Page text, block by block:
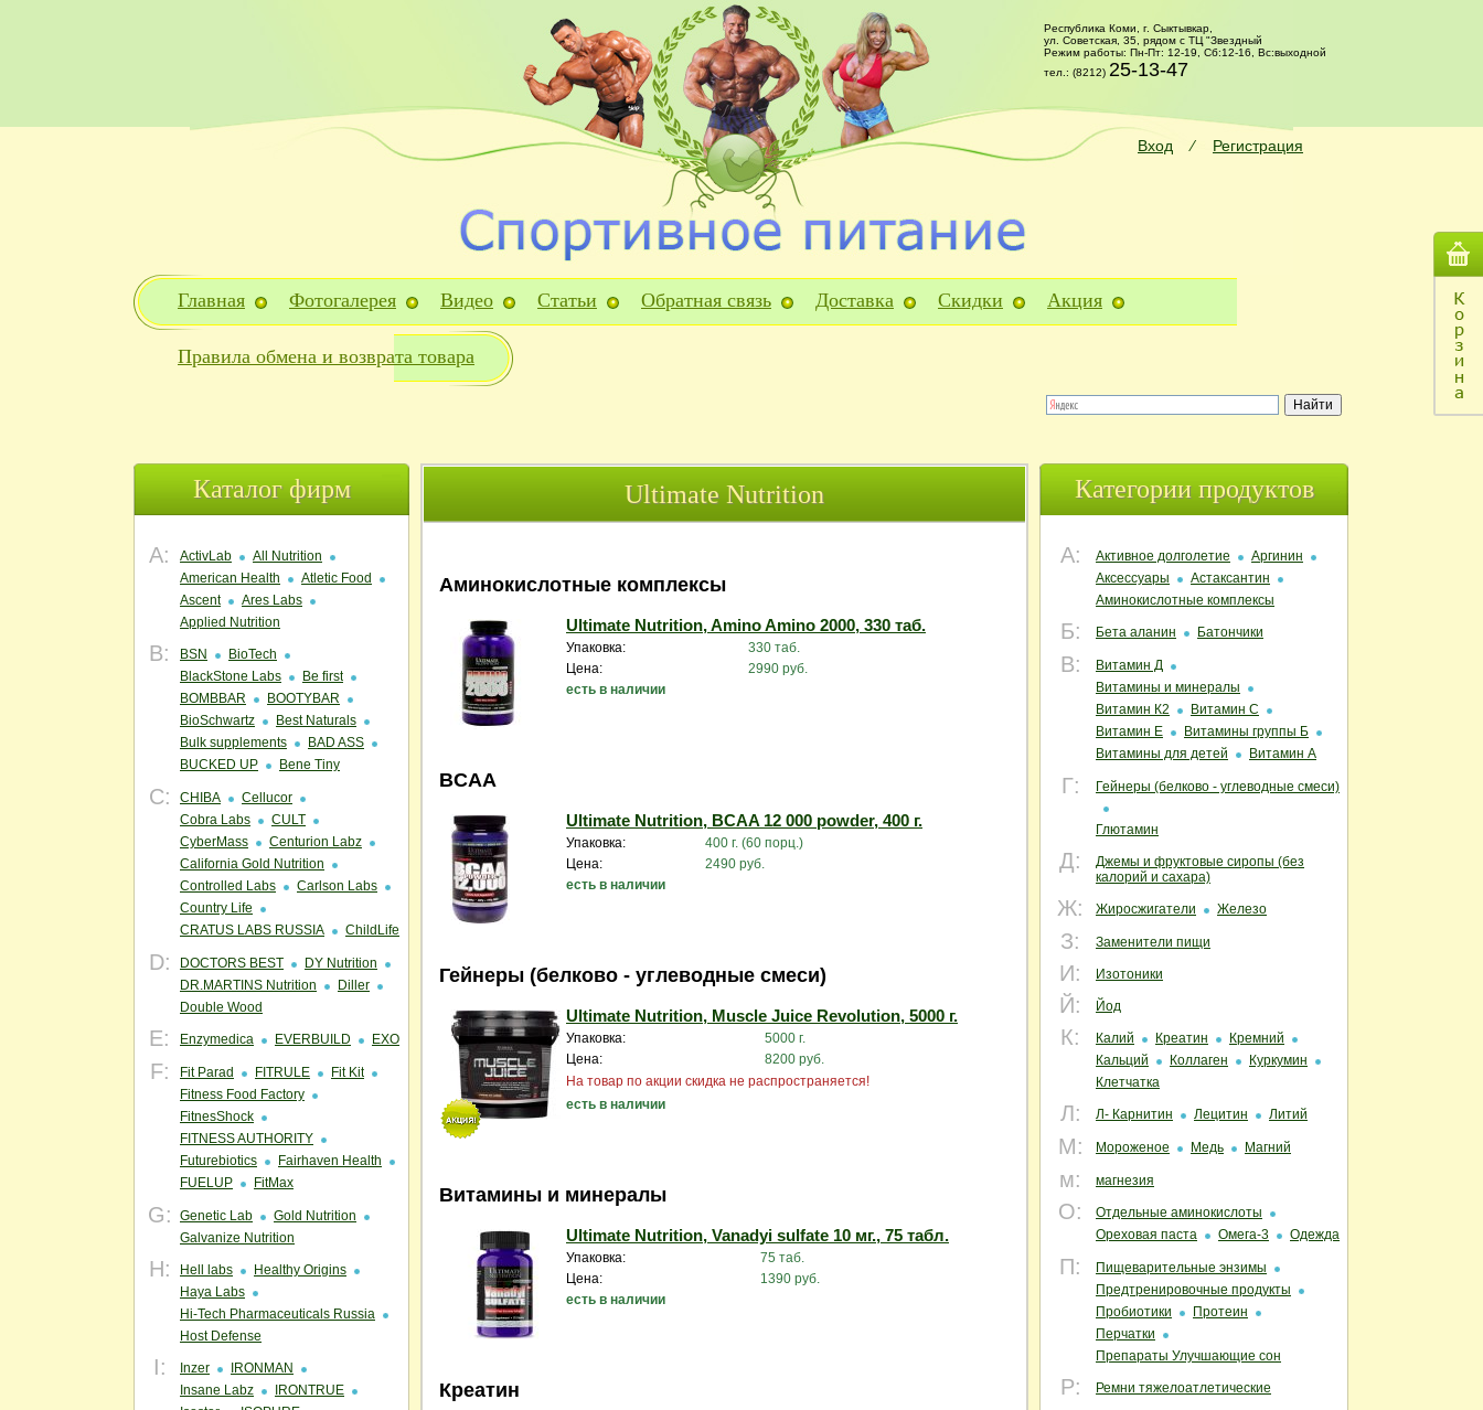
Республика Коми, г. Сыктывкар,
ул. Советская, 35, рядом с ТЦ "Звездный
Режим работы: Пн-Пт: 12-19, Сб:12-16, Вс:выходной
тел.: (8212) 25-13-47
Вход ⁄ Регистрация
Главная Фотогалерея Видео Статьи Обратная связь Доставка Скидки Акция
Правила обмена и возврата товара
Каталог фирм
A: ActivLab
All Nutrition
American Health
Atletic Food
Ascent
Ares Labs
Applied Nutrition
B: BSN
BioTech
BlackStone Labs
Be first
BOMBBAR
BOOTYBAR
BioSchwartz
Best Naturals
Bulk supplements
BAD ASS
BUCKED UP
Bene Tiny
C: CHIBA
Cellucor
Cobra Labs
CULT
CyberMass
Centurion Labz
California Gold Nutrition
Controlled Labs
Carlson Labs
Country Life
CRATUS LABS RUSSIA
ChildLife
D: DOCTORS BEST
DY Nutrition
DR.MARTINS Nutrition
Diller
Double Wood
E: Enzymedica EVERBUILD EXO
F: Fit Parad FITRULE
Fit Kit
Fitness Food Factory
FitnesShock
FITNESS AUTHORITY
Futurebiotics
Fairhaven Health
FUELUP
FitMax
G: Genetic Lab
Gold Nutrition
Galvanize Nutrition
H: Hell labs
Healthy Origins
Haya Labs
Hi-Tech Pharmaceuticals Russia
Host Defense
I: Inzer
IRONMAN
Insane Labz
IRONTRUE
Ultimate Nutrition
Аминокислотные комплексы
Ultimate Nutrition, Amino Amino 2000, 330 таб.
Упаковка:
330 таб.
Цена:
2990 руб.
есть в наличии
BCAA
Ultimate Nutrition, BCAA 12 000 powder, 400 г.
Упаковка:
400 г. (60 порц.)
Цена:
2490 руб.
есть в наличии
Гейнеры (белково - углеводные смеси)
Ultimate Nutrition, Muscle Juice Revolution, 5000 г.
Упаковка:
5000 г.
Цена:
8200 руб.
На товар по акции скидка не распространяется!
есть в наличии
Витамины и минералы
Ultimate Nutrition, Vanadyi sulfate 10 мг., 75 табл.
Упаковка:
75 таб.
Цена:
1390 руб.
есть в наличии
Креатин
Категории продуктов
А: Активное долголетие
Аргинин
Аксессуары
Астаксантин
Аминокислотные комплексы
Б: Бета аланин Батончики
В:
Витамин Д
Витамины и минералы
Витамин К2
Витамин С
Витамин Е
Витамины группы Б
Витамины для детей
Витамин А
Г: Гейнеры (белково - углеводные смеси)
Глютамин
Д:
Джемы и фруктовые сиропы (без
калорий и сахара)
Ж: Жиросжигатели Железо
З: Заменители пищи
И: Изотоники
Й: Йод
К: Калий Креатин
Кремний
Кальций
Коллаген
Куркумин
Клетчатка
Л: Л- Карнитин Лецитин Литий
М: Мороженое Медь Магний
м: магнезия
О:
Отдельные аминокислоты
Ореховая паста
Омега-3 Одежда
П:
Пищеварительные энзимы
Предтренировочные продукты
Пробиотики
Протеин
Перчатки
Препараты Улучшающие сон
Р: Ремни тяжелоатлетические